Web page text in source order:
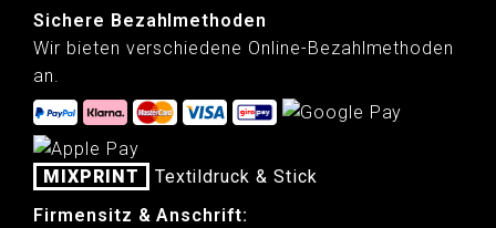
Sichere Bezahlmethoden
Wir bieten verschiedene Online-Bezahlmethoden
an.
MIXPRINT
Textildruck & Stick
Firmensitz & Anschrift: